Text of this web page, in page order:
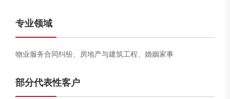
专业领域
物业服务合同纠纷、房地产与建筑工程、婚姻家事
部分代表性客户